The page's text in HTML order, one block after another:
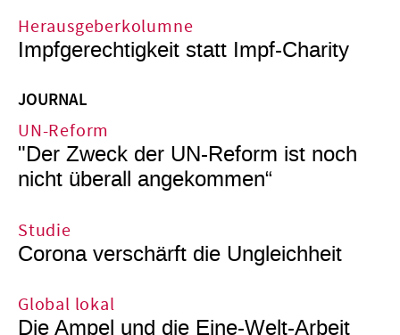
Herausgeberkolumne
Impfgerechtigkeit statt Impf-Charity
JOURNAL
UN-Reform
"Der Zweck der UN-Reform ist noch
nicht überall angekommen“
Studie
Corona verschärft die Ungleichheit
Global lokal
Die Ampel und die Eine-Welt-Arbeit